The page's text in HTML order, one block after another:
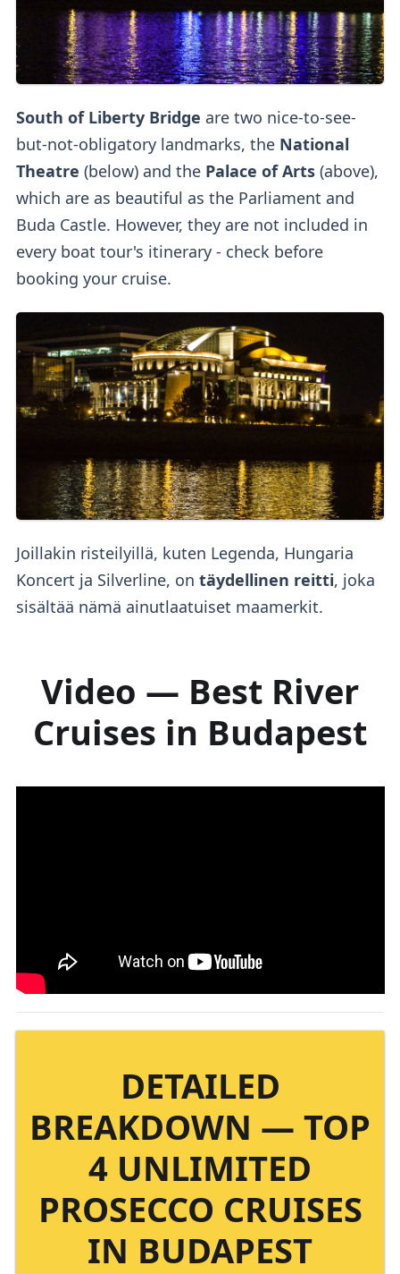
South of Liberty Bridge are two nice-to-see-
but-not-obligatory landmarks, the National
Theatre (below) and the Palace of Arts(above),
which are as beautiful as the Parliament and
Buda Castle. However, they are not included in
every boat tour's itinerary - check before
booking your cruise.
Joillakin risteilyillä, kuten Legenda, Hungaria
Koncert ja Silverline, on täydellinen reitti, joka
sisältää nämä ainutlaatuiset maamerkit. ‍‍
Video — Best River
Cruises in Budapest
DETAILED
BREAKDOWN — TOP
4 UNLIMITED
PROSECCO CRUISES
IN BUDAPEST